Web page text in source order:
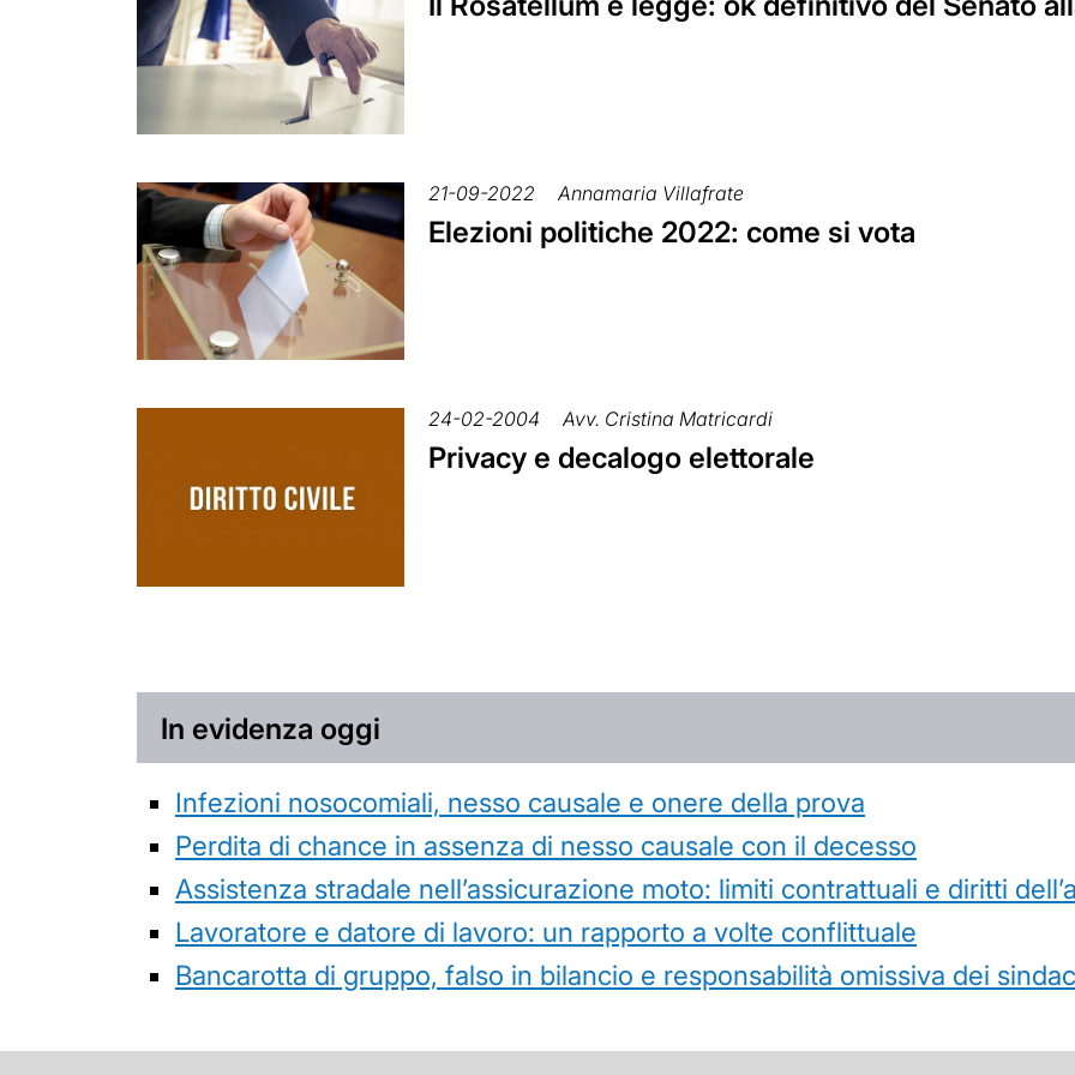
21-09-2022 Annamaria Villafrate
Elezioni politiche 2022: come si vota
24-02-2004 Avv. Cristina Matricardi
Privacy e decalogo elettorale
In evidenza oggi
Infezioni nosocomiali, nesso causale e onere della prova
Perdita di chance in assenza di nesso causale con il decesso
Assistenza stradale nell’assicurazione moto: limiti contrattuali e diritti
Lavoratore e datore di lavoro: un rapporto a volte conflittuale
Bancarotta di gruppo, falso in bilancio e responsabilità omissiva dei